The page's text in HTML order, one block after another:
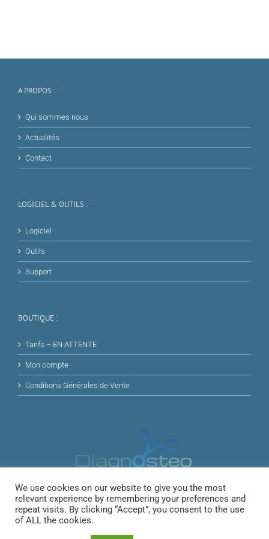
A PROPOS :
Qui sommes nous
Actualités
Contact
LOGICIEL & OUTILS :
Logiciel
Outils
Support
BOUTIQUE :
Tarifs – EN ATTENTE
Mon compte
Conditions Générales de Vente
We use cookies on our website to give you the most
relevant experience by remembering your preferences and
repeat visits. By clicking “Accept”, you consent to the use
of ALL the cookies.